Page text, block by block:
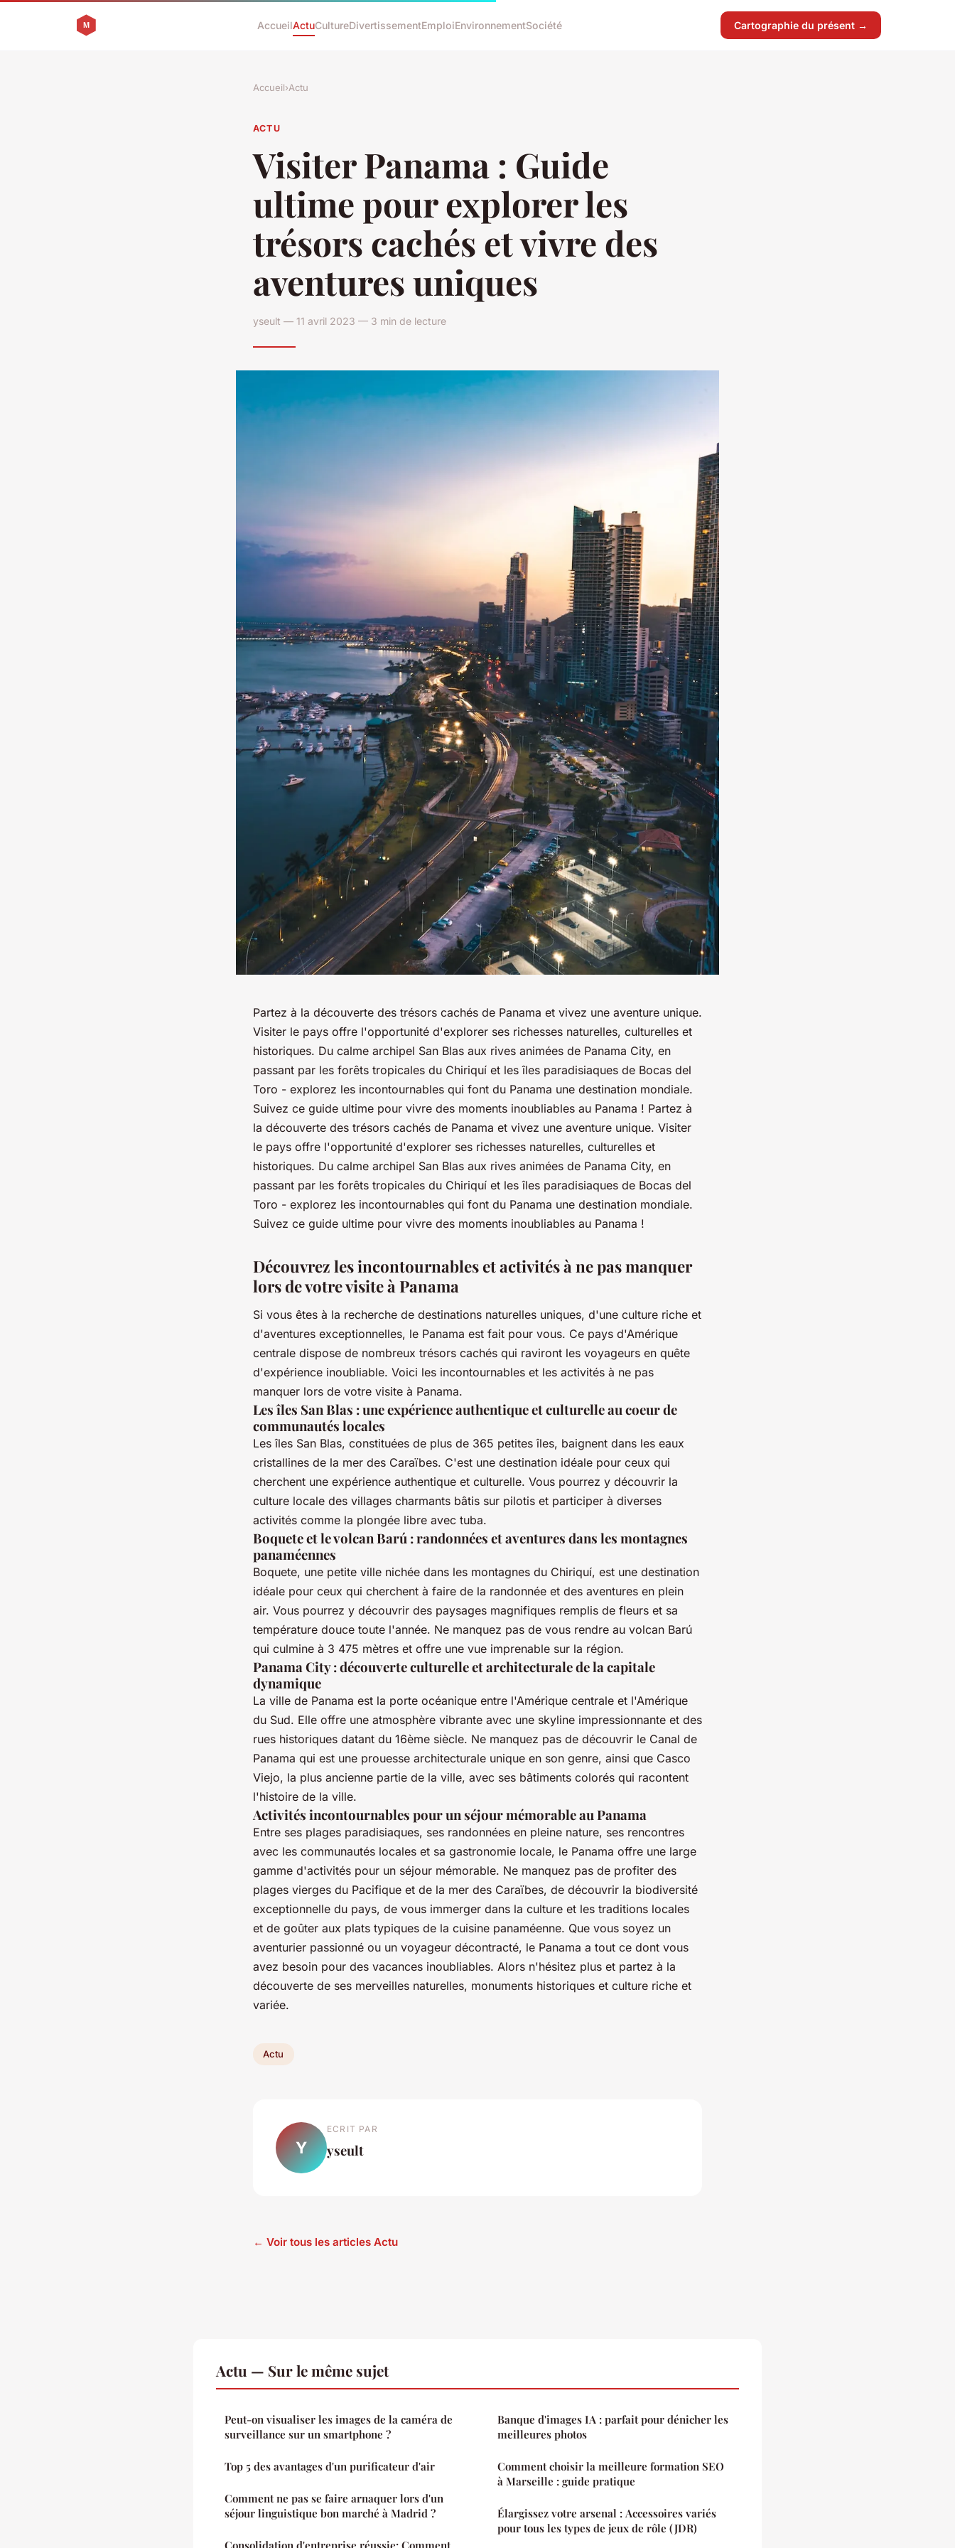
AccueilActuCultureDivertissementEmploiEnvironnementSociété Cartographie du présent →
Accueil›Actu
ACTU
Visiter Panama : Guide
ultime pour explorer les
trésors cachés et vivre des
aventures uniques
yseult — 11 avril 2023 — 3 min de lecture
Partez à la découverte des trésors cachés de Panama et vivez une aventure unique.
Visiter le pays offre l'opportunité d'explorer ses richesses naturelles, culturelles et
historiques. Du calme archipel San Blas aux rives animées de Panama City, en
passant par les forêts tropicales du Chiriquí et les îles paradisiaques de Bocas del
Toro - explorez les incontournables qui font du Panama une destination mondiale.
Suivez ce guide ultime pour vivre des moments inoubliables au Panama ! Partez à
la découverte des trésors cachés de Panama et vivez une aventure unique. Visiter
le pays offre l'opportunité d'explorer ses richesses naturelles, culturelles et
historiques. Du calme archipel San Blas aux rives animées de Panama City, en
passant par les forêts tropicales du Chiriquí et les îles paradisiaques de Bocas del
Toro - explorez les incontournables qui font du Panama une destination mondiale.
Suivez ce guide ultime pour vivre des moments inoubliables au Panama !
Découvrez les incontournables et activités à ne pas manquer
lors de votre visite à Panama
Si vous êtes à la recherche de destinations naturelles uniques, d'une culture riche et
d'aventures exceptionnelles, le Panama est fait pour vous. Ce pays d'Amérique
centrale dispose de nombreux trésors cachés qui raviront les voyageurs en quête
d'expérience inoubliable. Voici les incontournables et les activités à ne pas
manquer lors de votre visite à Panama.
Les îles San Blas : une expérience authentique et culturelle au coeur de
communautés locales
Les îles San Blas, constituées de plus de 365 petites îles, baignent dans les eaux
cristallines de la mer des Caraïbes. C'est une destination idéale pour ceux qui
cherchent une expérience authentique et culturelle. Vous pourrez y découvrir la
culture locale des villages charmants bâtis sur pilotis et participer à diverses
activités comme la plongée libre avec tuba.
Boquete et le volcan Barú : randonnées et aventures dans les montagnes
panaméennes
Boquete, une petite ville nichée dans les montagnes du Chiriquí, est une destination
idéale pour ceux qui cherchent à faire de la randonnée et des aventures en plein
air. Vous pourrez y découvrir des paysages magnifiques remplis de fleurs et sa
température douce toute l'année. Ne manquez pas de vous rendre au volcan Barú
qui culmine à 3 475 mètres et offre une vue imprenable sur la région.
Panama City : découverte culturelle et architecturale de la capitale
dynamique
La ville de Panama est la porte océanique entre l'Amérique centrale et l'Amérique
du Sud. Elle offre une atmosphère vibrante avec une skyline impressionnante et des
rues historiques datant du 16ème siècle. Ne manquez pas de découvrir le Canal de
Panama qui est une prouesse architecturale unique en son genre, ainsi que Casco
Viejo, la plus ancienne partie de la ville, avec ses bâtiments colorés qui racontent
l'histoire de la ville.
Activités incontournables pour un séjour mémorable au Panama
Entre ses plages paradisiaques, ses randonnées en pleine nature, ses rencontres
avec les communautés locales et sa gastronomie locale, le Panama offre une large
gamme d'activités pour un séjour mémorable. Ne manquez pas de profiter des
plages vierges du Pacifique et de la mer des Caraïbes, de découvrir la biodiversité
exceptionnelle du pays, de vous immerger dans la culture et les traditions locales
et de goûter aux plats typiques de la cuisine panaméenne. Que vous soyez un
aventurier passionné ou un voyageur décontracté, le Panama a tout ce dont vous
avez besoin pour des vacances inoubliables. Alors n'hésitez plus et partez à la
découverte de ses merveilles naturelles, monuments historiques et culture riche et
variée.
Actu
Y
ECRIT PAR
yseult
← Voir tous les articles Actu
Actu — Sur le même sujet
Peut-on visualiser les images de la caméra de
surveillance sur un smartphone ?
Top 5 des avantages d'un purificateur d'air
Comment ne pas se faire arnaquer lors d'un
séjour linguistique bon marché à Madrid ?
Banque d'images IA : parfait pour dénicher les
meilleures photos
Comment choisir la meilleure formation SEO
à Marseille : guide pratique
Élargissez votre arsenal : Accessoires variés
pour tous les types de jeux de rôle (JDR)